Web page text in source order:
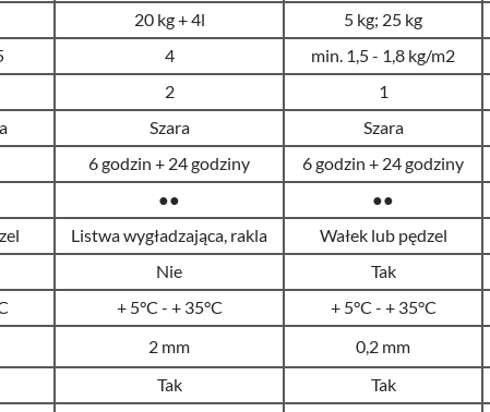
20 kg + 4l 5 kg; 25 kg
4 min. 1,5 - 1,8 kg/m2
2 1
Szara Szara
6 godzin + 24 godziny 6 godzin + 24 godziny
●● ●●
Listwa wygładzająca, rakla Wałek lub pędzel
Nie Tak
+ 5°C - + 35°C + 5°C - + 35°C
2 mm 0,2 mm
Tak Tak